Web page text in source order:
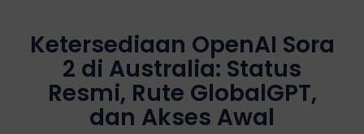
Ketersediaan OpenAI Sora
2 di Australia: Status
Resmi, Rute GlobalGPT,
dan Akses Awal